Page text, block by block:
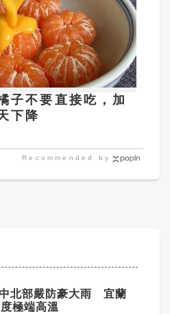
子不要直接吃，加
下降
Recommended by
北部嚴防豪大雨 宜蘭
極端高溫